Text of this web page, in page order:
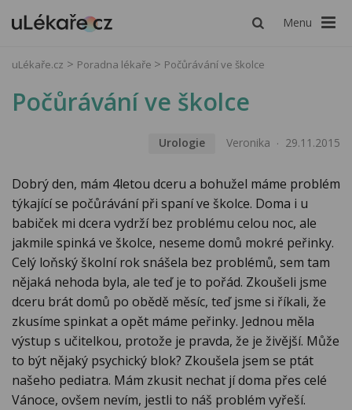
Menu
uLékaře.cz Poradna lékaře Počůrávání ve školce
Počůrávání ve školce
Urologie Veronika 29.11.2015
Dobrý den, mám 4letou dceru a bohužel máme problém
týkající se počůrávání při spaní ve školce. Doma i u
babiček mi dcera vydrží bez problému celou noc, ale
jakmile spinká ve školce, neseme domů mokré peřinky.
Celý loňský školní rok snášela bez problémů, sem tam
nějaká nehoda byla, ale teď je to pořád. Zkoušeli jsme
dceru brát domů po obědě měsíc, teď jsme si říkali, že
zkusíme spinkat a opět máme peřinky. Jednou měla
výstup s učitelkou, protože je pravda, že je živější. Může
to být nějaký psychický blok? Zkoušela jsem se ptát
našeho pediatra. Mám zkusit nechat jí doma přes celé
Vánoce, ovšem nevím, jestli to náš problém vyřeší.